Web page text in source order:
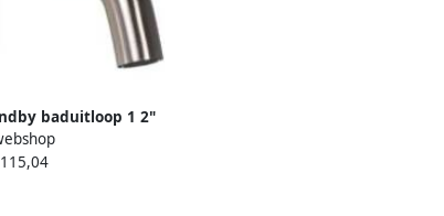
baduitloop 1 2"
100-180mm met
goud